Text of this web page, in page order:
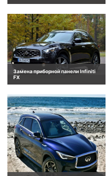
Замена приборной панели Infiniti
FX